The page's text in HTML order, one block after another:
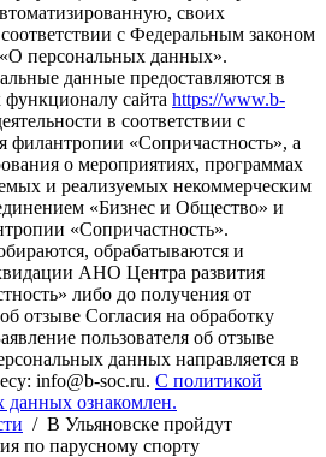
своих
с Федеральным законом
персональных данных».
данные предоставляются в
функционалу сайта https://www.b-
в соответствии с
филантропии «Сопричастность», а
о мероприятиях, программах
и реализуемых некоммерческим
«Бизнес и Общество» и
«Сопричастность».
обрабатываются и
АНО Центра развития
либо до получения от
отзыве Согласия на обработку
пользователя об отзыве
данных направляется в
info@b-soc.ru. С политикой
данных ознакомлен.
/ В Ульяновске пройдут
по парусному спорту